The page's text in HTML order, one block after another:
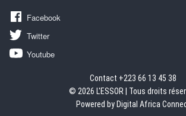
Facebook
Twitter
Youtube
Contact +223 66 13 45 38
© 2026 L'ESSOR | Tous droits
Powered by Digital Africa